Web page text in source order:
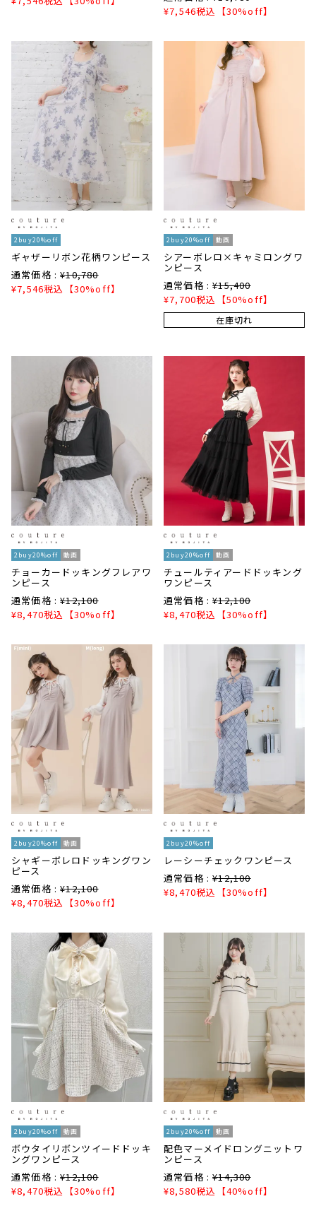
¥7,546税込 【30%off】
2buy20%off
ギャザーリボン花柄ワンピース
通常価格 : ¥10,780
¥7,546税込 【30%off】
2buy20%off 動画
シアーボレロ×キャミロングワ
ンピース
通常価格 : ¥15,400
¥7,700税込 【50%off】
在庫切れ
2buy20%off 動画
チョーカードッキングフレアワ
ンピース
通常価格 : ¥12,100
¥8,470税込 【30%off】
2buy20%off 動画
チュールティアードドッキング
ワンピース
通常価格 : ¥12,100
¥8,470税込 【30%off】
2buy20%off 動画
シャギーボレロドッキングワン
ピース
通常価格 : ¥12,100
¥8,470税込 【30%off】
2buy20%off
レーシーチェックワンピース
通常価格 : ¥12,100
¥8,470税込 【30%off】
2buy20%off 動画
ボウタイリボンツイードドッキ
ングワンピース
通常価格 : ¥12,100
¥8,470税込 【30%off】
2buy20%off 動画
配色マーメイドロングニットワ
ンピース
通常価格 : ¥14,300
¥8,580税込 【40%off】